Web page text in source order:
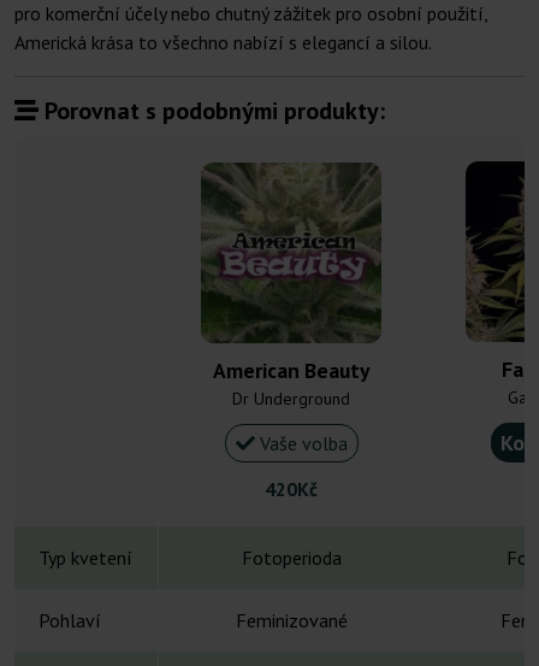
pro komerční účely nebo chutný zážitek pro osobní použití,
Americká krása to všechno nabízí s elegancí a silou.
Porovnat s podobnými produkty:
American Beauty
Dr Underground
Vaše volba
420Kč
Fat
Typ kvetení Fotoperioda
Pohlaví Feminizované